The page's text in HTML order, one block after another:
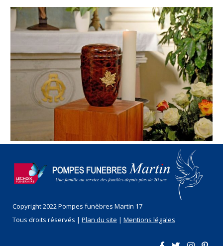
Copyright 2022 Pompes funèbres Martin 17
Tous droits réservés | Plan du site | Mentions légales